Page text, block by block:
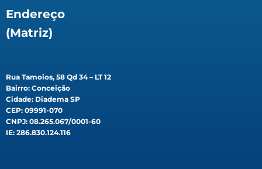
Endereço
(Matriz)
Rua Tamoios, 58 Qd 34 – LT 12
Bairro: Conceição
Cidade: Diadema SP
CEP: 09991-070
CNPJ: 08.265.067/0001-60
IE: 286.830.124.116